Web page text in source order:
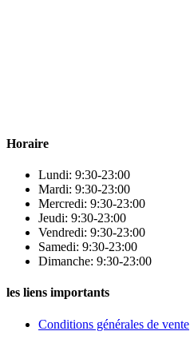
Horaire
Lundi: 9:30-23:00
Mardi: 9:30-23:00
Mercredi: 9:30-23:00
Jeudi: 9:30-23:00
Vendredi: 9:30-23:00
Samedi: 9:30-23:00
Dimanche: 9:30-23:00
les liens importants
Conditions générales de vente